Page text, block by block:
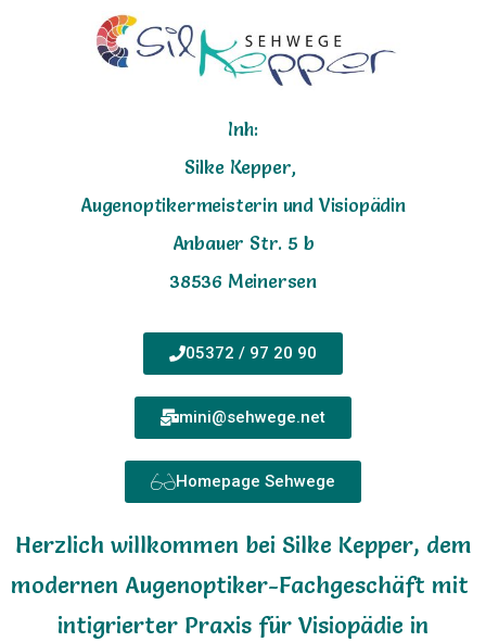
Inh:
Silke Kepper,
Augenoptikermeisterin und Visiopädin
Anbauer Str. 5 b
38536 Meinersen
05372 / 97 20 90
mini@sehwege.net
Homepage Sehwege
Herzlich willkommen bei Silke Kepper, dem
modernen Augenoptiker-Fachgeschäft mit
intigrierter Praxis für Visiopädie in